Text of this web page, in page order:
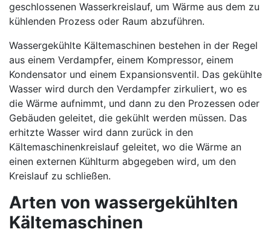
geschlossenen Wasserkreislauf, um Wärme aus dem zu
kühlenden Prozess oder Raum abzuführen.
Wassergekühlte Kältemaschinen bestehen in der Regel
aus einem Verdampfer, einem Kompressor, einem
Kondensator und einem Expansionsventil. Das gekühlte
Wasser wird durch den Verdampfer zirkuliert, wo es
die Wärme aufnimmt, und dann zu den Prozessen oder
Gebäuden geleitet, die gekühlt werden müssen. Das
erhitzte Wasser wird dann zurück in den
Kältemaschinenkreislauf geleitet, wo die Wärme an
einen externen Kühlturm abgegeben wird, um den
Kreislauf zu schließen.
Arten von wassergekühlten
Kältemaschinen